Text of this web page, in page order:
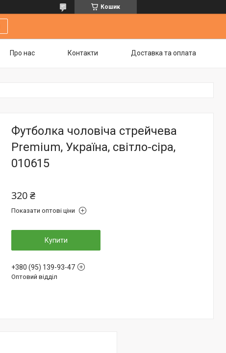
Кошик
Про нас Контакти Доставка та оплата
Футболка чоловіча стрейчева
Premium, Україна, світло-сіра,
010615
320 ₴
Показати оптові ціни
Купити
+380 (95) 139-93-47
Оптовий відділ